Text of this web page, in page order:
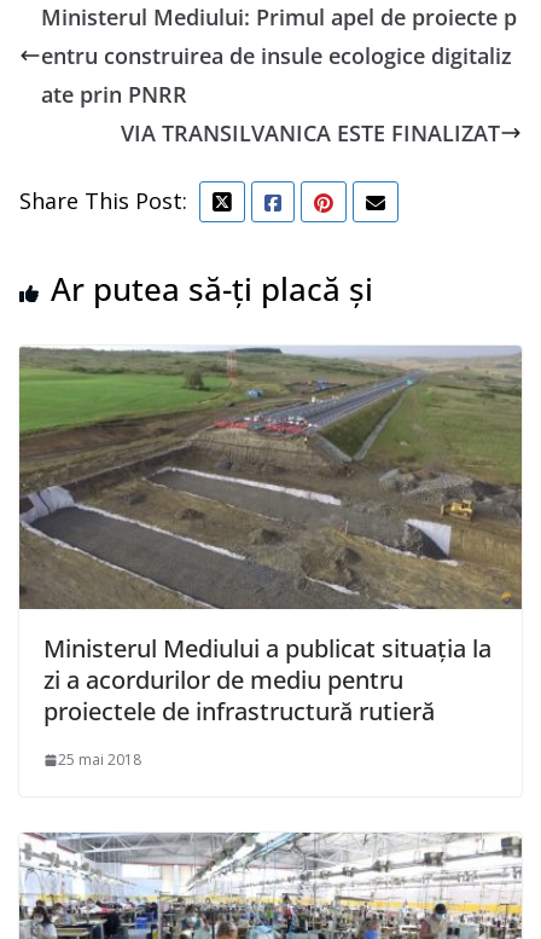
Ministerul Mediului: Primul apel de proiecte p
entru construirea de insule ecologice digitaliz
ate prin PNRR
VIA TRANSILVANICA ESTE FINALIZAT
Share This Post:
Ar putea să-ți placă și
Ministerul Mediului a publicat situaţia la
zi a acordurilor de mediu pentru
proiectele de infrastructură rutieră
25 mai 2018